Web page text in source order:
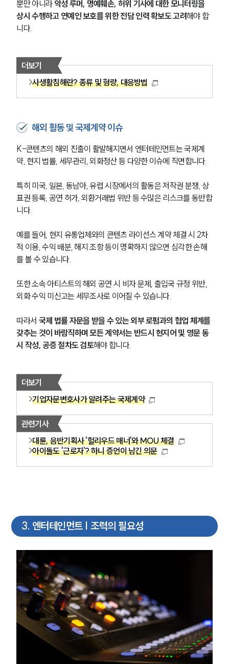
통합검색
AI대륜
주요 업무사례
사례분석/최신동향
법률정보
법률지식인
스포츠엔터테인먼트그룹 업무
구성원 소개
엔터테인먼트전문변호사
언론보도
공지사항
법률 블로그
뉴스레터/브로슈어
세미나
뿐만 아니라 악성 루머, 명예훼손, 허위 기사에 대한 모니터링을
상시 수행하고 연예인 보호를 위한 전담 인력 확보도 고려해야 합
니다.
더보기
사생활침해란? 종류 및 형량, 대응방법
해외 활동 및 국제계약 이슈
K-콘텐츠의 해외 진출이 활발해지면서 엔터테인먼트는 국제계
약, 현지 법률, 세무관리, 외화정산 등 다양한 이슈에 직면합니다.
특히 미국, 일본, 동남아, 유럽 시장에서의 활동은 저작권 분쟁, 상
표권 등록, 공연 허가, 외환거래법 위반 등 수많은 리스크를 동반합
니다.
예를 들어, 현지 유통업체와의 콘텐츠 라이선스 계약 체결 시 2차
적 이용, 수익 배분, 해지 조항 등이 명확하지 않으면 심각한 손해
를 볼 수 있습니다.
또한 소속 아티스트의 해외 공연 시 비자 문제, 출입국 규정 위반,
외화 수익 미신고는 세무조사로 이어질 수 있습니다.
따라서 국제 법률 자문을 받을 수 있는 외부 로펌과의 협업 체계를
갖추는 것이 바람직하며 모든 계약서는 반드시 현지어 및 영문 동
시 작성, 공증 절차도 검토해야 합니다.
더보기
기업자문변호사가 알려주는 국제계약
관련기사
대륜, 음반기획사 '헐리우드 매너'와 MOU 체결
아이돌도 '근로자'? 하니 증언이 남긴 의문
3. 엔터테인먼트 | 조력의 필요성